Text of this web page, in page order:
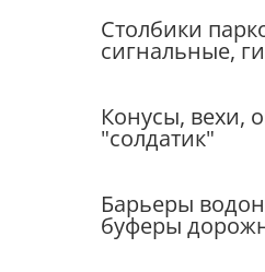
Столбики
сигнальные,
Конусы, вехи,
"солдатик"
Барьеры
буферы